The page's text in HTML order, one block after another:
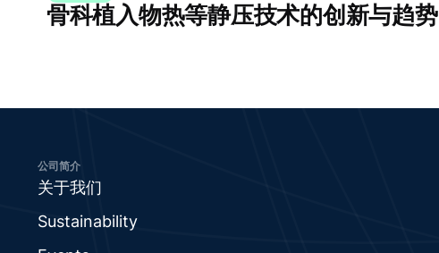
骨科植入物热等静压技术的创新与趋势
公司简介
关于我们
Sustainability